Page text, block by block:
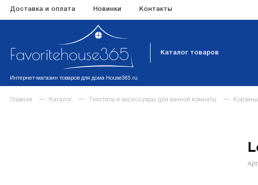
Интернет-магазин товаров для дома House365.ru
Каталог товаров
Доставка и оплата Новинки Контакты
Главная Каталог Текстиль и аксессуары для ванной комнаты